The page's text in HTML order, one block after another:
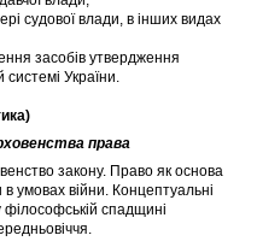
судової влади, в інших видах
засобів утвердження
системі України.
права
закону. Право як основа
в умовах війни. Концептуальні
спадщині